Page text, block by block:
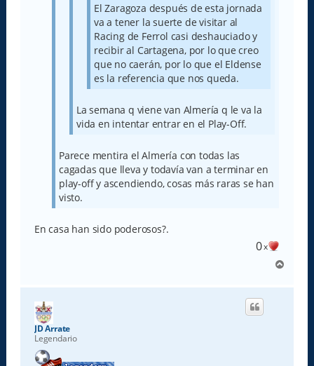
El Zaragoza después de esta jornada
va a tener la suerte de visitar al
Racing de Ferrol casi deshauciado y
recibir al Cartagena, por lo que creo
que no caerán, por lo que el Eldense
es la referencia que nos queda.
La semana q viene van Almería q le va la
vida en intentar entrar en el Play-Off.
Parece mentira el Almería con todas las
cagadas que lleva y todavía van a terminar en
play-off y ascendiendo, cosas más raras se han
visto.
En casa han sido poderosos?.
0x
r
JD Arrate
Legendario